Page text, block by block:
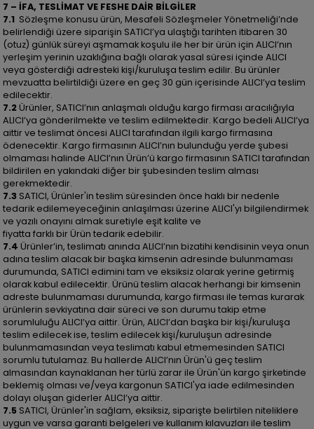
7 – İFA, TESLİMAT VE FESHE DAİR BİLGİLER
7.1 Sözleşme konusu ürün, Mesafeli Sözleşmeler Yönetmeliği’nde
belirlendiği üzere siparişin SATICI’ya ulaştığı tarihten itibaren 30
(otuz) günlük süreyi aşmamak koşulu ile her bir ürün için ALICI’nın
yerleşim yerinin uzaklığına bağlı olarak yasal süresi içinde ALICI
veya gösterdiği adresteki kişi/kuruluşa teslim edilir. Bu ürünler
mevzuatta belirtildiği üzere en geç 30 gün içerisinde ALICI’ya teslim
edilecektir.
7.2Ürünler, SATICI’nın anlaşmalı olduğu kargo firması aracılığıyla
ALICI’ya gönderilmekte ve teslim edilmektedir. Kargo bedeli ALICI’ya
aittir ve teslimat öncesi ALICI tarafından ilgili kargo firmasına
ödenecektir. Kargo firmasının ALICI’nın bulunduğu yerde şubesi
olmaması halinde ALICI’nın Ürün’ü kargo firmasının SATICI tarafından
bildirilen en yakındaki diğer bir şubesinden teslim alması
gerekmektedir.
7.3 SATICI, Ürünler'in teslim süresinden önce haklı bir nedenle
tedarik edilemeyeceğinin anlaşılması üzerine ALICI'yı bilgilendirmek
ve yazılı onayını almak suretiyle eşit kalite ve
fiyatta farklı bir Ürün tedarik edebilir.
7.4 Ürünler’in, teslimatı anında ALICI’nın bizatihi kendisinin veya onun
adına teslim alacak bir başka kimsenin adresinde bulunmaması
durumunda, SATICI edimini tam ve eksiksiz olarak yerine getirmiş
olarak kabul edilecektir. Ürünü teslim alacak herhangi bir kimsenin
adreste bulunmaması durumunda, kargo firması ile temas kurarak
ürünlerin sevkiyatına dair süreci ve son durumu takip etme
sorumluluğu ALICI’ya aittir. Ürün, ALICI’dan başka bir kişi/kuruluşa
teslim edilecek ise, teslim edilecek kişi/kuruluşun adresinde
bulunmamasından veya teslimatı kabul etmemesinden SATICI
sorumlu tutulamaz. Bu hallerde ALICI’nın Ürün'ü geç teslim
almasından kaynaklanan her türlü zarar ile Ürün'ün kargo şirketinde
beklemiş olması ve/veya kargonun SATICI'ya iade edilmesinden
dolayı oluşan giderler ALICI’ya aittir.
7.5 SATICI, Ürünler'in sağlam, eksiksiz, siparişte belirtilen niteliklere
uygun ve varsa garanti belgeleri ve kullanım kılavuzları ile teslim